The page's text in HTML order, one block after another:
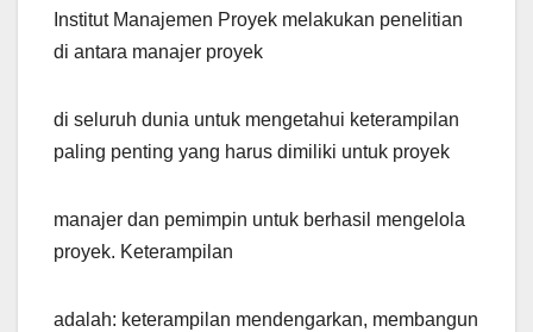
Institut Manajemen Proyek melakukan penelitian
di antara manajer proyek
di seluruh dunia untuk mengetahui keterampilan
paling penting yang harus dimiliki untuk proyek
manajer dan pemimpin untuk berhasil mengelola
proyek. Keterampilan
adalah: keterampilan mendengarkan, membangun